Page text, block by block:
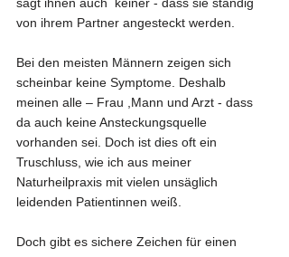
sagt ihnen auch  keiner - dass sie ständig
von ihrem Partner angesteckt werden.
Bei den meisten Männern zeigen sich
scheinbar keine Symptome. Deshalb
meinen alle – Frau ,Mann und Arzt - dass
da auch keine Ansteckungsquelle
vorhanden sei. Doch ist dies oft ein
Truschluss, wie ich aus meiner
Naturheilpraxis mit vielen unsäglich
leidenden Patientinnen weiß.
Doch gibt es sichere Zeichen für einen